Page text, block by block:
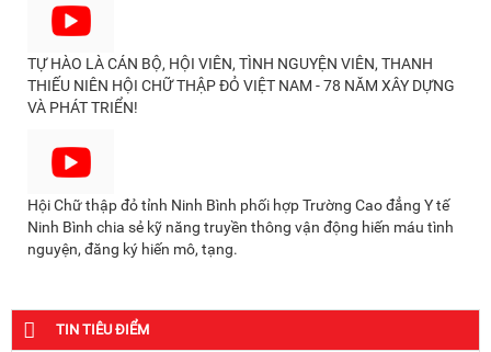
TỰ HÀO LÀ CÁN BỘ, HỘI VIÊN, TÌNH NGUYỆN VIÊN, THANH
THIẾU NIÊN HỘI CHỮ THẬP ĐỎ VIỆT NAM - 78 NĂM XÂY DỰNG
VÀ PHÁT TRIỂN!
Hội Chữ thập đỏ tỉnh Ninh Bình phối hợp Trường Cao đẳng Y tế
Ninh Bình chia sẻ kỹ năng truyền thông vận động hiến máu tình
nguyện, đăng ký hiến mô, tạng.
TIN TIÊU ĐIỂM